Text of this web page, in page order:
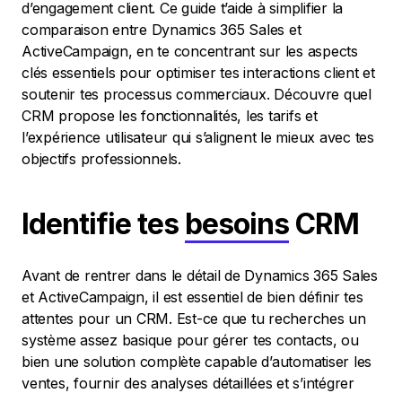
d’engagement client. Ce guide t’aide à simplifier la
comparaison entre Dynamics 365 Sales et
ActiveCampaign, en te concentrant sur les aspects
clés essentiels pour optimiser tes interactions client et
soutenir tes processus commerciaux. Découvre quel
CRM propose les fonctionnalités, les tarifs et
l’expérience utilisateur qui s’alignent le mieux avec tes
objectifs professionnels.
Identifie tes besoins CRM
Avant de rentrer dans le détail de Dynamics 365 Sales
et ActiveCampaign, il est essentiel de bien définir tes
attentes pour un CRM. Est-ce que tu recherches un
système assez basique pour gérer tes contacts, ou
bien une solution complète capable d’automatiser les
ventes, fournir des analyses détaillées et s’intégrer